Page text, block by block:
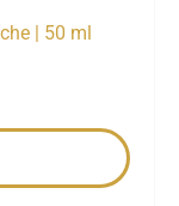
| 50 ml